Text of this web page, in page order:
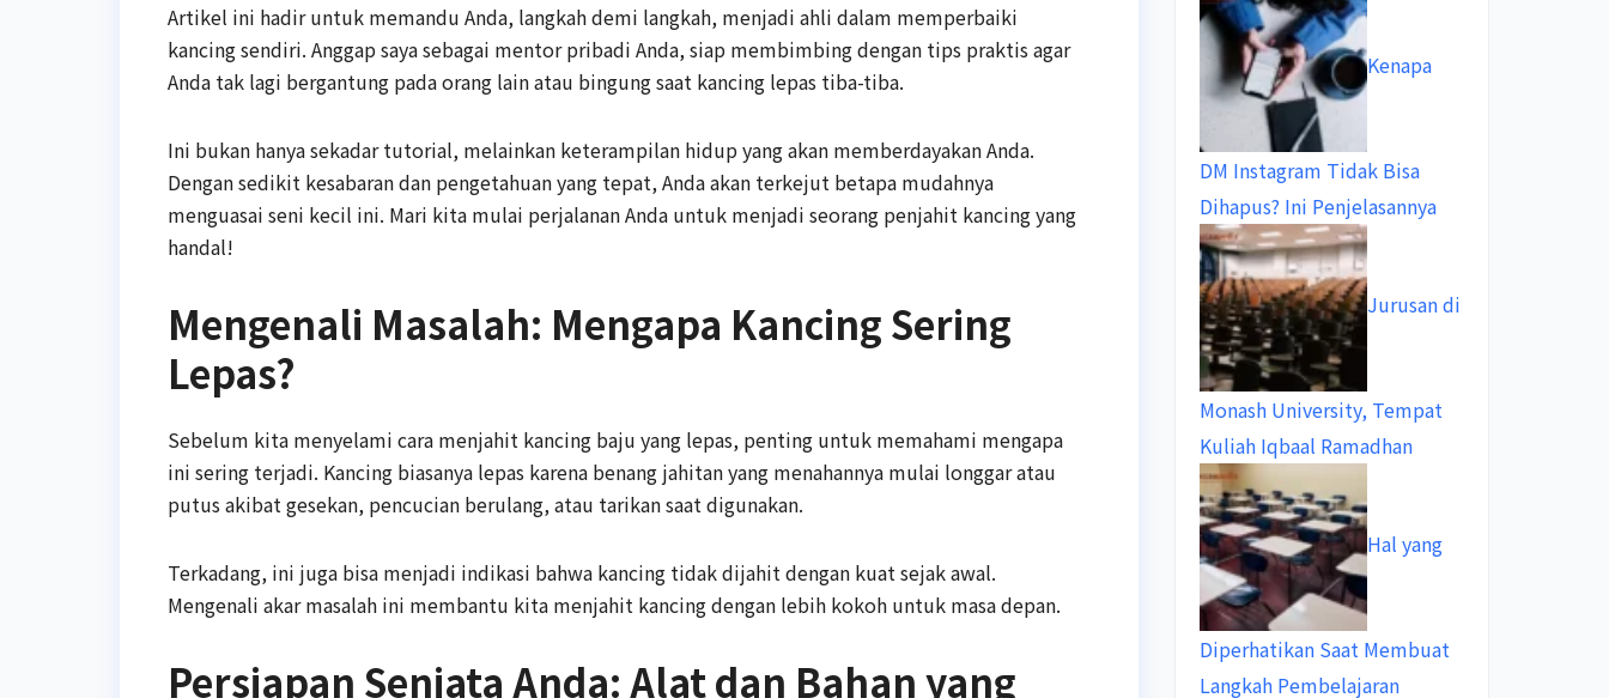
Artikel ini hadir untuk memandu Anda, langkah demi langkah, menjadi ahli dalam memperbaiki
kancing sendiri. Anggap saya sebagai mentor pribadi Anda, siap membimbing dengan tips praktis agar
Anda tak lagi bergantung pada orang lain atau bingung saat kancing lepas tiba-tiba.
Ini bukan hanya sekadar tutorial, melainkan keterampilan hidup yang akan memberdayakan Anda.
Dengan sedikit kesabaran dan pengetahuan yang tepat, Anda akan terkejut betapa mudahnya
menguasai seni kecil ini. Mari kita mulai perjalanan Anda untuk menjadi seorang penjahit kancing yang
handal!
Mengenali Masalah: Mengapa Kancing Sering
Lepas?
Sebelum kita menyelami cara menjahit kancing baju yang lepas, penting untuk memahami mengapa
ini sering terjadi. Kancing biasanya lepas karena benang jahitan yang menahannya mulai longgar atau
putus akibat gesekan, pencucian berulang, atau tarikan saat digunakan.
Terkadang, ini juga bisa menjadi indikasi bahwa kancing tidak dijahit dengan kuat sejak awal.
Mengenali akar masalah ini membantu kita menjahit kancing dengan lebih kokoh untuk masa depan.
Persiapan Senjata Anda: Alat dan Bahan yang
Kenapa
DM Instagram Tidak Bisa
Dihapus? Ini Penjelasannya
Jurusan di
Monash University, Tempat
Kuliah Iqbaal Ramadhan
Hal yang
Diperhatikan Saat Membuat
Langkah Pembelajaran